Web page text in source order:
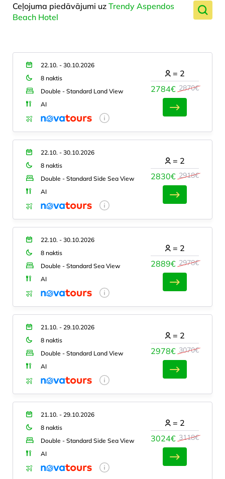
Ceļojuma piedāvājumi uz Trendy Aspendos
Beach Hotel
22.10. - 30.10.2026
8 naktis
Double - Standard Land View
AI
2784€ 2870€
= 2
22.10. - 30.10.2026
8 naktis
Double - Standard Side Sea View
AI
2830€ 2918€
= 2
22.10. - 30.10.2026
8 naktis
Double - Standard Sea View
AI
2889€ 2978€
= 2
21.10. - 29.10.2026
8 naktis
Double - Standard Land View
AI
2978€ 3070€
= 2
21.10. - 29.10.2026
8 naktis
Double - Standard Side Sea View
AI
3024€ 3118€
= 2